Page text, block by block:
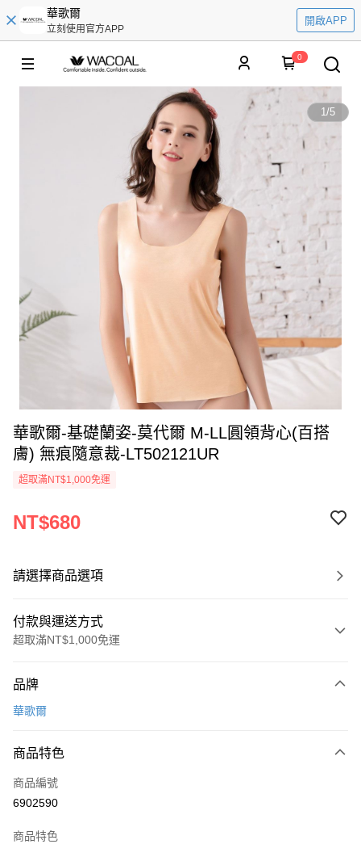
華歌爾
立刻使用官方APP
開啟APP
0
1/5
華歌爾-基礎蘭姿-莫代爾 M-LL圓領背心(百搭
膚) 無痕隨意裁-LT502121UR
超取滿NT$1,000免運
NT$680
請選擇商品選項
付款與運送方式
超取滿NT$1,000免運
信用卡一次付款
LINE Pay
街口支付
品牌
華歌爾
商品特色
商品編號
6902590
商品特色